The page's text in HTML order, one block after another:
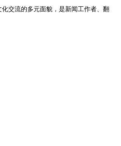
交流的多元面貌，是新闻工作者、翻